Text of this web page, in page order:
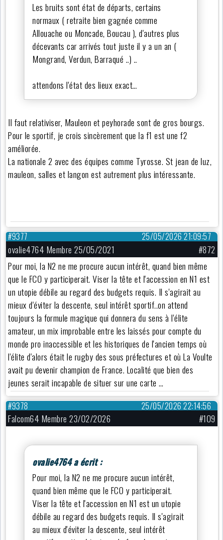
Les bruits sont état de départs, certains
normaux ( retraite bien gagnée comme
Allouache ou Moncade, Boucau ), d'autres plus
décevants car arrivés tout juste il y a un an (
Mongrand, Verdun, Barraqué ..) ..
attendons l'état des lieux exact…
Il faut relativiser, Mauleon et peyhorade sont de gros bourgs.
Pour le sportif, je crois sincèrement que la f1 est une f2
améliorée.
La nationale 2 avec des équipes comme Tyrosse. St jean de luz,
mauleon, salles et langon est autrement plus intéressante.
25/05/2026 21:09:57
#9377
ovalie4764 Membre 25/05/2021
#872
Pour moi, la N2 ne me procure aucun intérêt, quand bien même
que le FCO y participerait. Viser la tête et l'accession en N1 est
un utopie débile au regard des budgets requis. Il s'agirait au
mieux d'éviter la descente, seul intérêt sportif..on attend
toujours la formule magique qui donnera du sens à l'élite
amateur, un mix improbable entre les laissés pour compte du
monde pro inaccessible et les historiques de l'ancien temps où
l'élite d'alors était le rugby des sous préfectures et où La Voulte
avait pu devenir champion de France. Localité que bien des
jeunes serait incapable de situer sur une carte …
25/05/2026 22:14:56
#9378
Falcom64 Membre 23/02/2026 #109
ovalie4764 a écrit :
Pour moi, la N2 ne me procure aucun intérêt,
quand bien même que le FCO y participerait.
Viser la tête et l'accession en N1 est un utopie
débile au regard des budgets requis. Il s'agirait
au mieux d'éviter la descente, seul intérêt